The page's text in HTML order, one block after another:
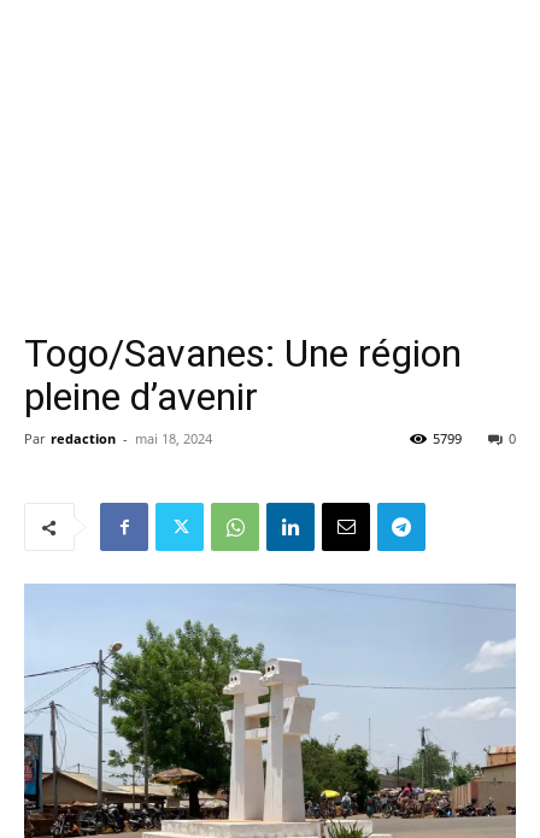
Togo/Savanes: Une région
pleine d’avenir
Par redaction - mai 18, 2024 0
5799